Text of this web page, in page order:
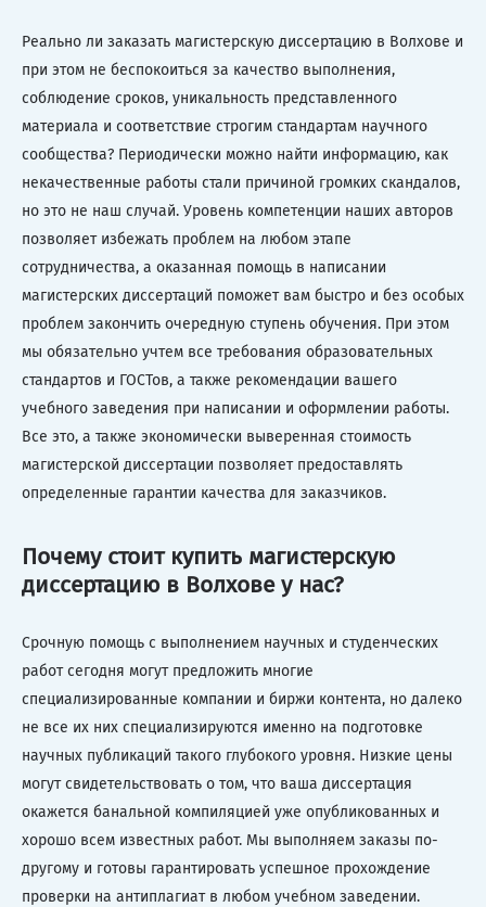
Реально ли заказать магистерскую диссертацию в Волхове и
при этом не беспокоиться за качество выполнения,
соблюдение сроков, уникальность представленного
материала и соответствие строгим стандартам научного
сообщества? Периодически можно найти информацию, как
некачественные работы стали причиной громких скандалов,
но это не наш случай. Уровень компетенции наших авторов
позволяет избежать проблем на любом этапе
сотрудничества, а оказанная помощь в написании
магистерских диссертаций поможет вам быстро и без особых
проблем закончить очередную ступень обучения. При этом
мы обязательно учтем все требования образовательных
стандартов и ГОСТов, а также рекомендации вашего
учебного заведения при написании и оформлении работы.
Все это, а также экономически выверенная стоимость
магистерской диссертации позволяет предоставлять
определенные гарантии качества для заказчиков.
Почему стоит купить магистерскую
диссертацию в Волхове у нас?
Срочную помощь с выполнением научных и студенческих
работ сегодня могут предложить многие
специализированные компании и биржи контента, но далеко
не все их них специализируются именно на подготовке
научных публикаций такого глубокого уровня. Низкие цены
могут свидетельствовать о том, что ваша диссертация
окажется банальной компиляцией уже опубликованных и
хорошо всем известных работ. Мы выполняем заказы по-
другому и готовы гарантировать успешное прохождение
проверки на антиплагиат в любом учебном заведении.